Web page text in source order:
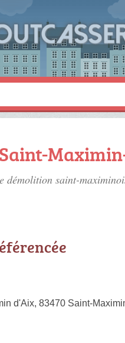
démolition saint-
d'Aix, 83470 Saint-